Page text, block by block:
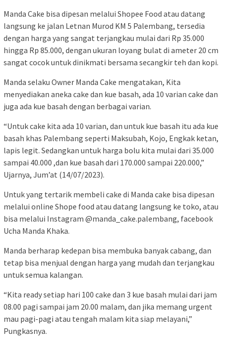
Manda Cake bisa dipesan melalui Shopee Food atau datang
langsung ke jalan Letnan Murod KM 5 Palembang, tersedia
dengan harga yang sangat terjangkau mulai dari Rp 35.000
hingga Rp 85.000, dengan ukuran loyang bulat di ameter 20 cm
sangat cocok untuk dinikmati bersama secangkir teh dan kopi.
Manda selaku Owner Manda Cake mengatakan, Kita
menyediakan aneka cake dan kue basah, ada 10 varian cake dan
juga ada kue basah dengan berbagai varian.
“Untuk cake kita ada 10 varian, dan untuk kue basah itu ada kue
basah khas Palembang seperti Maksubah, Kojo, Engkak ketan,
lapis legit. Sedangkan untuk harga bolu kita mulai dari 35.000
sampai 40.000 ,dan kue basah dari 170.000 sampai 220.000,”
Ujarnya, Jum’at (14/07/2023).
Untuk yang tertarik membeli cake di Manda cake bisa dipesan
melalui online Shope food atau datang langsung ke toko, atau
bisa melalui Instagram @manda_cake.palembang, facebook
Ucha Manda Khaka.
Manda berharap kedepan bisa membuka banyak cabang, dan
tetap bisa menjual dengan harga yang mudah dan terjangkau
untuk semua kalangan.
“Kita ready setiap hari 100 cake dan 3 kue basah mulai dari jam
08.00 pagi sampai jam 20.00 malam, dan jika memang urgent
mau pagi-pagi atau tengah malam kita siap melayani,”
Pungkasnya.